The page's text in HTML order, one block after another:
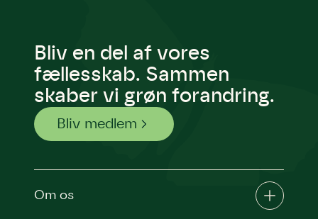
Bliv en del af vores
fællesskab. Sammen
skaber vi grøn forandring.
Bliv medlem
Om os